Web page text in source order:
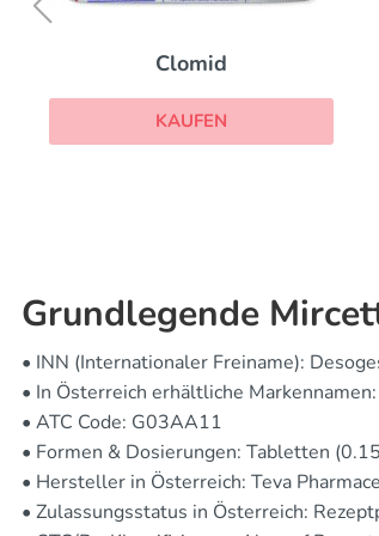
Diflucan
KAUFEN
Grundlegende
• INN (Internationaler Freiname):
• In Österreich erhältliche
• ATC Code: G03AA11
• Formen & Dosierungen: Tabletten
• Hersteller in Österreich: Teva
• Zulassungsstatus in Österreich: